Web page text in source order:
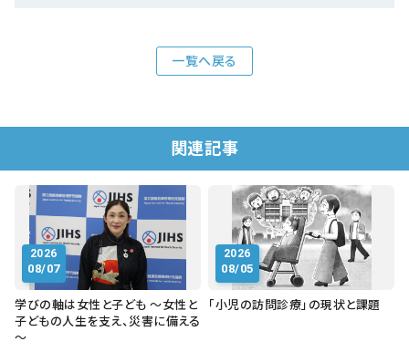
一覧へ戻る
関連記事
2026
08/07
学びの軸は女性と子ども ～女性と
子どもの人生を支え、災害に備える
～
2026
08/05
「小児の訪問診療」の現状と課題